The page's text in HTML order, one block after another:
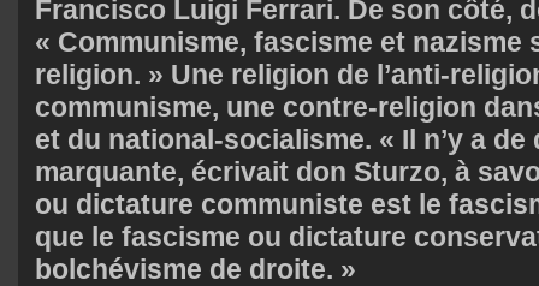
Francisco Luigi Ferrari. De son côté,
« Communisme, fascisme et nazisme
religion. » Une religion de l’anti-
communisme, une contre-religion
et du national-socialisme. « Il n’y a
marquante, écrivait don Sturzo, à
ou dictature communiste est le
que le fascisme ou dictature
bolchévisme de droite. »